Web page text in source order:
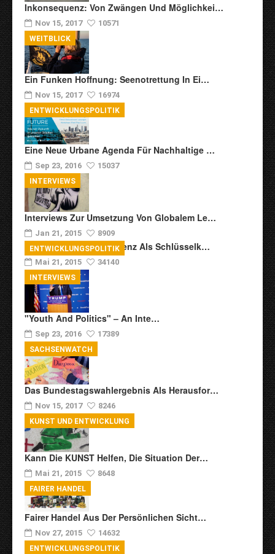
Inkonsequenz: Von Zwängen Und Möglichkei…
Nov 15, 2017 10571
Ein Funken Hoffnung: Seenotrettung In Ei…
Nov 15, 2017 16974
WEITBLICK
Eine Neue Urbane Agenda Für Nachhaltige …
Sep 23, 2016 15037
ENTWICKLUNGSPOLITIK
Interviews Zur Umsetzung Von Globalem Le…
Jan 21, 2015 8909
INTERVIEWS
Transkulturelle Kompetenz Als Schlüsselk…
Mai 21, 2015 34140
ENTWICKLUNGSPOLITIK
"Youth And Politics" – An Inte…
Sep 23, 2016 17389
INTERVIEWS
Das Bundestagswahlergebnis Als Herausfor…
Nov 15, 2017 8246
SACHSENWATCH
Kann Die KUNST Helfen, Die Situation Der…
Mai 21, 2015 8648
KUNST UND ENTWICKLUNG
Fairer Handel Aus Der Persönlichen Sicht…
Nov 27, 2015 14632
FAIRER HANDEL
ENTWICKLUNGSPOLITIK